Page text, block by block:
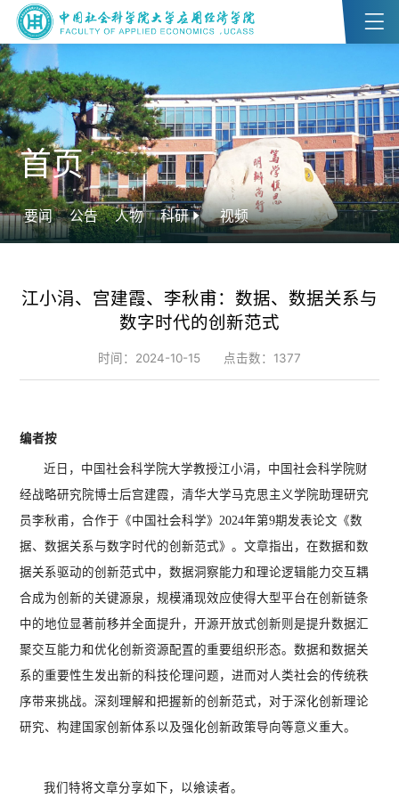
首页
要闻 公告 人物 科研 视频
江小涓、宫建霞、李秋甫：数据、数据关系与
数字时代的创新范式
时间：2024-10-15 点击数： 1377
编者按
近日，中国社会科学院大学教授江小涓，中国社会科学院财
经战略研究院博士后宫建霞，清华大学马克思主义学院助理研究
员李秋甫，合作于《中国社会科学》2024年第9期发表论文《数
据、数据关系与数字时代的创新范式》。文章指出，在数据和数
据关系驱动的创新范式中，数据洞察能力和理论逻辑能力交互耦
合成为创新的关键源泉，规模涌现效应使得大型平台在创新链条
中的地位显著前移并全面提升，开源开放式创新则是提升数据汇
聚交互能力和优化创新资源配置的重要组织形态。数据和数据关
系的重要性生发出新的科技伦理问题，进而对人类社会的传统秩
序带来挑战。深刻理解和把握新的创新范式，对于深化创新理论
研究、构建国家创新体系以及强化创新政策导向等意义重大。
我们特将文章分享如下，以飨读者。